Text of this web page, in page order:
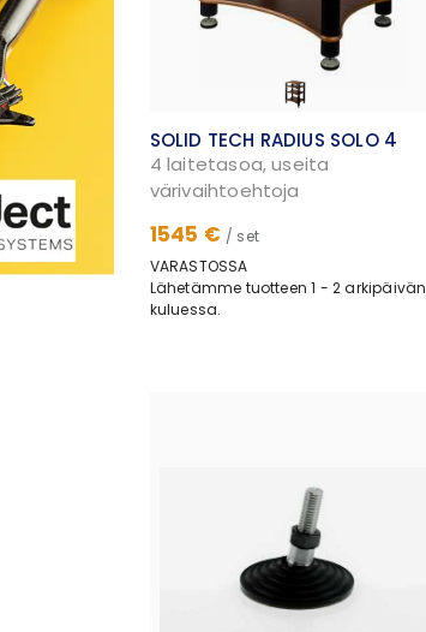
SOLID TECH RADIUS SOLO 4
4 laitetasoa, useita
värivaihtoehtoja
1545 € / set
VARASTOSSA
Lähetämme tuotteen 1 - 2 arkipäivän
kuluessa.